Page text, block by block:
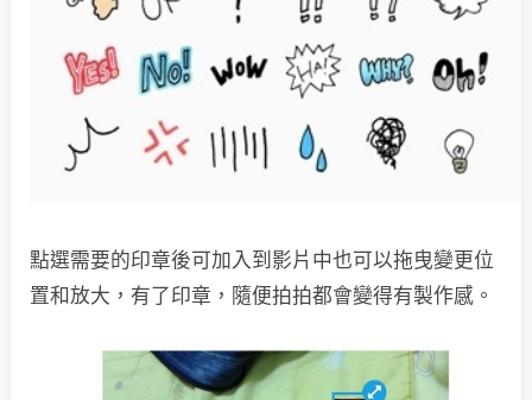
點選需要的印章後可加入到影片中也可以拖曳變更位
置和放大，有了印章，隨便拍拍都會變得有製作感。